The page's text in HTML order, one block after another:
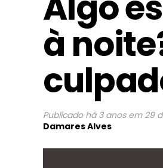
à
Publicado há 3 anos em 29
Damares Alves